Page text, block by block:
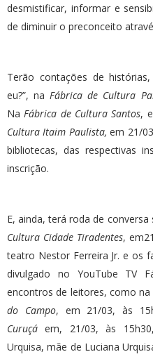
desmistificar, informar e
de diminuir o preconceito
Terão contações de
eu?”, na Fábrica de Cultura
Na Fábrica de Cultura Santos,
Cultura Itaim Paulista, em 21/
bibliotecas, das respectivas
inscrição.
E, ainda, terá roda de
Cultura Cidade Tiradentes,
teatro Nestor Ferreira Jr. e os
divulgado no YouTube TV
encontros de leitores, como na
do Campo, em 21/03, às
Curuçáem, 21/03, às
Urquisa, mãe de Luciana